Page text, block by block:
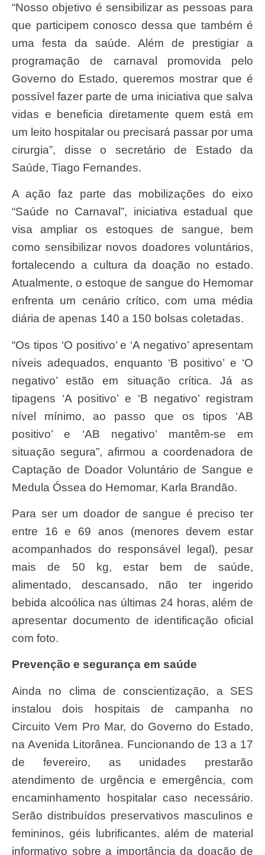
“Nosso objetivo é sensibilizar as pessoas para
que participem conosco dessa que também é
uma festa da saúde. Além de prestigiar a
programação de carnaval promovida pelo
Governo do Estado, queremos mostrar que é
possível fazer parte de uma iniciativa que salva
vidas e beneficia diretamente quem está em
um leito hospitalar ou precisará passar por uma
cirurgia”, disse o secretário de Estado da
Saúde, Tiago Fernandes.
A ação faz parte das mobilizações do eixo
“Saúde no Carnaval”, iniciativa estadual que
visa ampliar os estoques de sangue, bem
como sensibilizar novos doadores voluntários,
fortalecendo a cultura da doação no estado.
Atualmente, o estoque de sangue do Hemomar
enfrenta um cenário crítico, com uma média
diária de apenas 140 a 150 bolsas coletadas.
“Os tipos ‘O positivo’ e ‘A negativo’ apresentam
níveis adequados, enquanto ‘B positivo’ e ‘O
negativo’ estão em situação crítica. Já as
tipagens ‘A positivo’ e ‘B negativo’ registram
nível mínimo, ao passo que os tipos ‘AB
positivo’ e ‘AB negativo’ mantêm-se em
situação segura”, afirmou a coordenadora de
Captação de Doador Voluntário de Sangue e
Medula Óssea do Hemomar, Karla Brandão.
Para ser um doador de sangue é preciso ter
entre 16 e 69 anos (menores devem estar
acompanhados do responsável legal), pesar
mais de 50 kg, estar bem de saúde,
alimentado, descansado, não ter ingerido
bebida alcoólica nas últimas 24 horas, além de
apresentar documento de identificação oficial
com foto.
Prevenção e segurança em saúde
Ainda no clima de conscientização, a SES
instalou dois hospitais de campanha no
Circuito Vem Pro Mar, do Governo do Estado,
na Avenida Litorânea. Funcionando de 13 a 17
de fevereiro, as unidades prestarão
atendimento de urgência e emergência, com
encaminhamento hospitalar caso necessário.
Serão distribuídos preservativos masculinos e
femininos, géis lubrificantes, além de material
informativo sobre a importância da doação de